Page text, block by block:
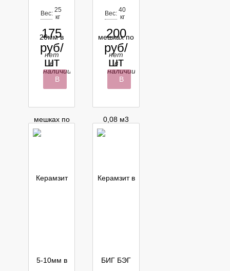
мешках
по 0,05м3
Вес: 25
кг
175
руб/
шт
нет
в
наличии
В
по 0,08
м3
Вес: 40
кг
200
руб/
шт
нет
в
наличии
В